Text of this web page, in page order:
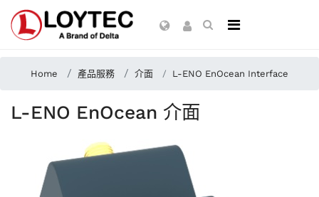
Home 產品服務 介面 L-ENO EnOcean Interface
L-ENO EnOcean 介面